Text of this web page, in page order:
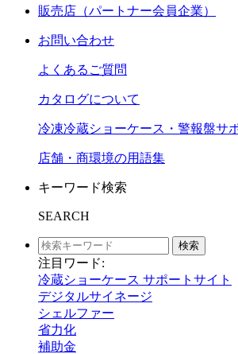
販売店（パートナー会員企業）
お問い合わせ
よくあるご質問
カタログについて
冷凍冷蔵ショーケース・警報盤サ
店舗・商環境の用語集
キーワード検索
SEARCH
検索
注目ワード:
冷蔵ショーケース サポートサイト
デジタルサイネージ
シェルファー
省力化
補助金